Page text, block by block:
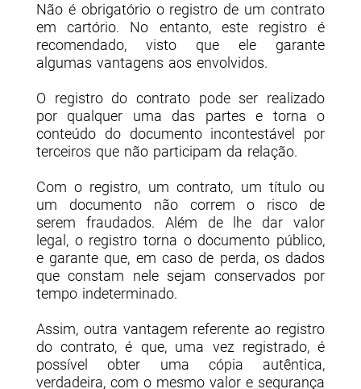
Não é obrigatório o registro de um contrato
em cartório. No entanto, este registro é
recomendado, visto que ele garante
algumas vantagens aos envolvidos.
O registro do contrato pode ser realizado
por qualquer uma das partes e torna o
conteúdo do documento incontestável por
terceiros que não participam da relação.
Com o registro, um contrato, um título ou
um documento não correm o risco de
serem fraudados. Além de lhe dar valor
legal, o registro torna o documento público,
e garante que, em caso de perda, os dados
que constam nele sejam conservados por
tempo indeterminado.
Assim, outra vantagem referente ao registro
do contrato, é que, uma vez registrado, é
possível obter uma cópia autêntica,
verdadeira, com o mesmo valor e segurança